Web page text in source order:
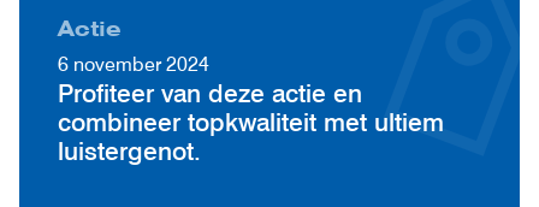
Actie
6 november 2024
Profiteer van deze actie en
combineer topkwaliteit met ultiem
luistergenot.